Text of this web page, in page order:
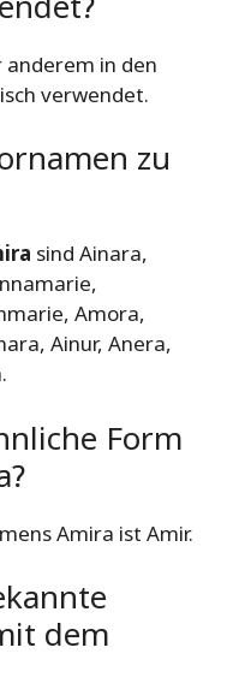
in den
verwendet.
zu
sind Ainara,
Amora,
Ainur, Anera,
Form
Amira ist Amir.
dem